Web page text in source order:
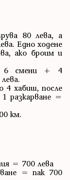
80 лева, а
Едно ходене
ако броим и
6 смени + 4
4 хабиш, после
разкарване =
км.
= 700 лева
= пак 700